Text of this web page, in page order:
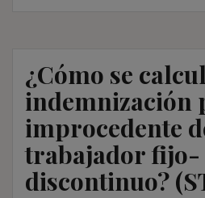
¿Cómo se
indemnización
improcedente
trabajador fijo-
discontinuo?